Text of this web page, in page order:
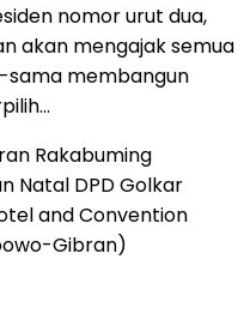
nomor urut dua,
akan mengajak semua
sama membangun